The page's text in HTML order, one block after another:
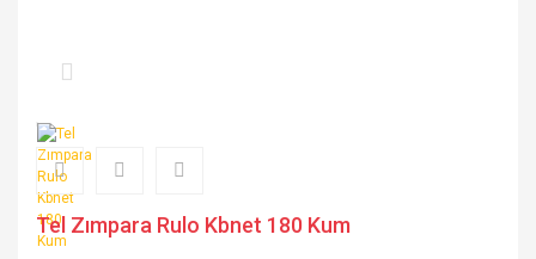
Tel Zımpara Rulo Kbnet 180 Kum